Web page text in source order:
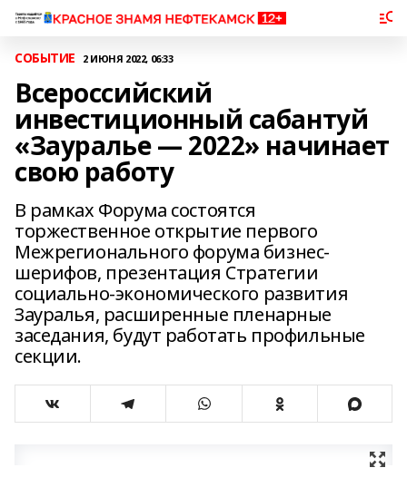
СОБЫТИЕ 2 ИЮНЯ 2022, 06:33
Всероссийский
инвестиционный сабантуй
«Зауралье — 2022» начинает
свою работу
В рамках Форума состоятся
торжественное открытие первого
Межрегионального форума бизнес-
шерифов, презентация Стратегии
социально-экономического развития
Зауралья, расширенные пленарные
заседания, будут работать профильные
секции.